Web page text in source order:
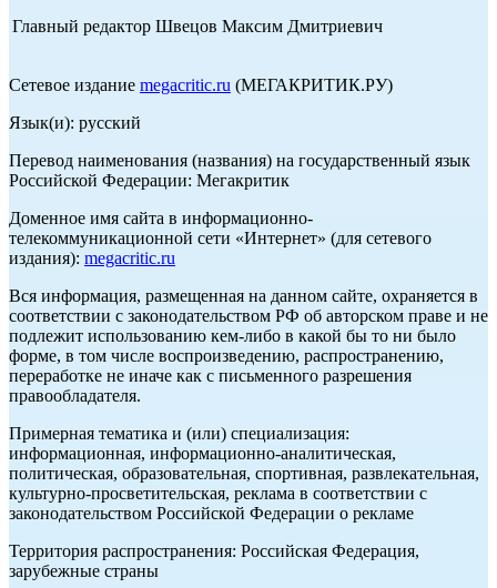
Главный редактор Швецов Максим Дмитриевич
Сетевое издание megacritic.ru (МЕГАКРИТИК.РУ)
Язык(и): русский
Перевод наименования (названия) на государственный язык
Российской Федерации: Мегакритик
Доменное имя сайта в информационно-
телекоммуникационной сети «Интернет» (для сетевого
издания): megacritic.ru
Вся информация, размещенная на данном сайте, охраняется в
соответствии с законодательством РФ об авторском праве и не
подлежит использованию кем-либо в какой бы то ни было
форме, в том числе воспроизведению, распространению,
переработке не иначе как с письменного разрешения
правообладателя.
Примерная тематика и (или) специализация:
информационная, информационно-аналитическая,
политическая, образовательная, спортивная, развлекательная,
культурно-просветительская, реклама в соответствии с
законодательством Российской Федерации о рекламе
Территория распространения: Российская Федерация,
зарубежные страны